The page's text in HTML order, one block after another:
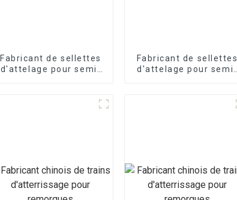
Fabricant de sellettes
d'attelage pour semi-
Fabricant de sellettes
d'attelage pour semi-